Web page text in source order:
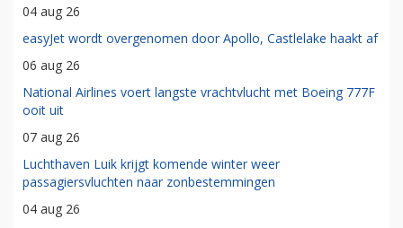
04 aug 26
easyJet wordt overgenomen door Apollo, Castlelake haakt af
06 aug 26
National Airlines voert langste vrachtvlucht met Boeing 777F
ooit uit
07 aug 26
Luchthaven Luik krijgt komende winter weer
passagiersvluchten naar zonbestemmingen
04 aug 26